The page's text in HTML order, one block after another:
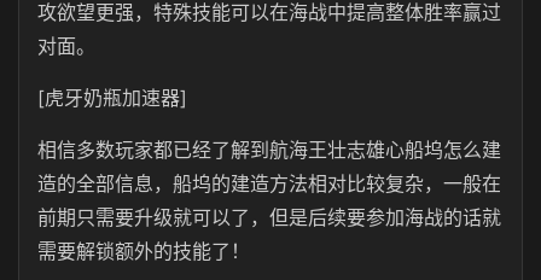
攻欲望更强，特殊技能可以在海战中提高整体胜率赢过
对面。
[虎牙奶瓶加速器]
相信多数玩家都已经了解到航海王壮志雄心船坞怎么建
造的全部信息，船坞的建造方法相对比较复杂，一般在
前期只需要升级就可以了，但是后续要参加海战的话就
需要解锁额外的技能了！